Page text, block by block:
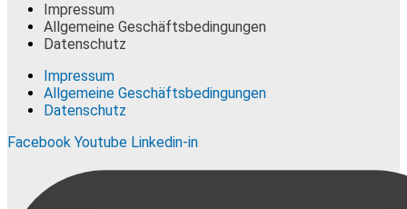
Impressum
Allgemeine Geschäftsbedingungen
Datenschutz
Impressum
Allgemeine Geschäftsbedingungen
Datenschutz
Facebook Youtube Linkedin-in